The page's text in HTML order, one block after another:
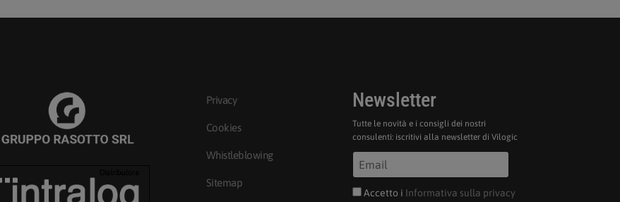
Privacy
Cookies
Whistleblowing
Sitemap
Newsletter
Tutte le novità e i consigli dei nostri
consulenti: iscritivi alla newsletter di Vilogic
Accetto i Informativa sulla privacy